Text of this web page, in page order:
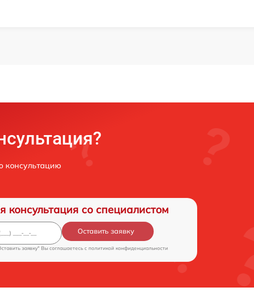
консультацию
консультация со специалистом
Оставить заявку
заявку" Вы соглашаетесь c политикой конфиденциальности